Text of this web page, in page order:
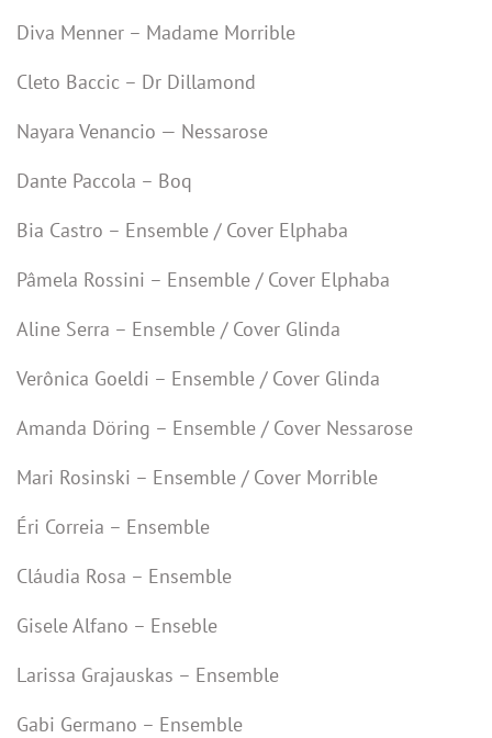
Diva Menner – Madame Morrible
Cleto Baccic – Dr Dillamond
Nayara Venancio — Nessarose
Dante Paccola – Boq
Bia Castro – Ensemble / Cover Elphaba
Pâmela Rossini – Ensemble / Cover Elphaba
Aline Serra – Ensemble / Cover Glinda
Verônica Goeldi – Ensemble / Cover Glinda
Amanda Döring – Ensemble / Cover Nessarose
Mari Rosinski – Ensemble / Cover Morrible
Éri Correia – Ensemble
Cláudia Rosa – Ensemble
Gisele Alfano – Enseble
Larissa Grajauskas – Ensemble
Gabi Germano – Ensemble